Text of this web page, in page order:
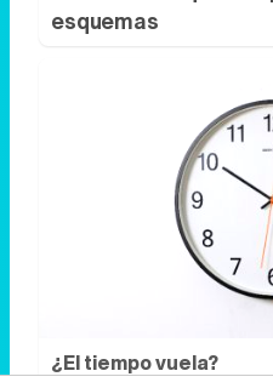
¿El tiempo vuela?
Esto explica por qué